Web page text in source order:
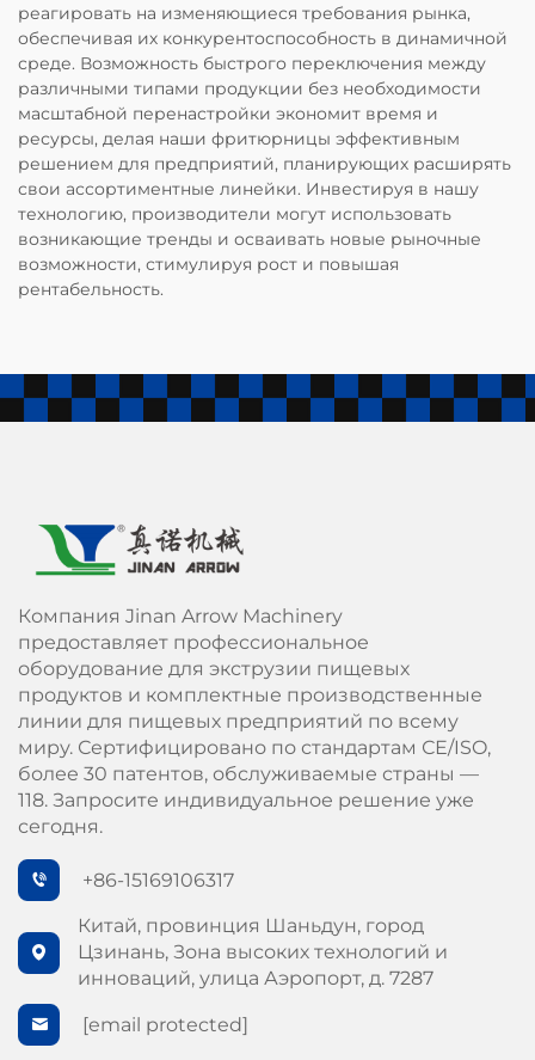
реагировать на изменяющиеся требования рынка,
обеспечивая их конкурентоспособность в динамичной
среде. Возможность быстрого переключения между
различными типами продукции без необходимости
масштабной перенастройки экономит время и
ресурсы, делая наши фритюрницы эффективным
решением для предприятий, планирующих расширять
свои ассортиментные линейки. Инвестируя в нашу
технологию, производители могут использовать
возникающие тренды и осваивать новые рыночные
возможности, стимулируя рост и повышая
рентабельность.
Компания Jinan Arrow Machinery
предоставляет профессиональное
оборудование для экструзии пищевых
продуктов и комплектные производственные
линии для пищевых предприятий по всему
миру. Сертифицировано по стандартам СЕ/ISO,
более 30 патентов, обслуживаемые страны —
118. Запросите индивидуальное решение уже
сегодня.
+86-15169106317
Китай, провинция Шаньдун, город
Цзинань, Зона высоких технологий и
инноваций, улица Аэропорт, д. 7287
[email protected]